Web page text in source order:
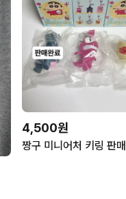
4,500원
짱구 미니어처 키링 판매